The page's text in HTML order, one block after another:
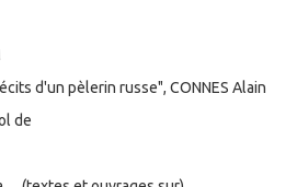
d'un pèlerin russe", CONNES Alain
de